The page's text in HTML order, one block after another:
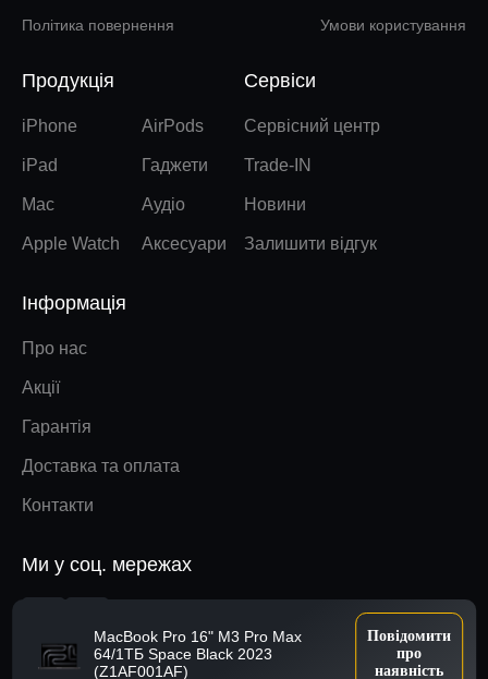
MacBook Pro 16" M3 Pro Max
64/1ТБ Space Black 2023
(Z1AF001AF)
Повідомити
про
наявність
Політика повернення Умови користування
Продукція
iPhone
iPad
Mac
Apple Watch
AirPods
Гаджети
Аудіо
Аксесуари
Сервіси
Сервісний центр
Trade-IN
Новини
Залишити відгук
Інформація
Про нас
Акції
Гарантія
Доставка та оплата
Контакти
Ми у соц. мережах
Наверх